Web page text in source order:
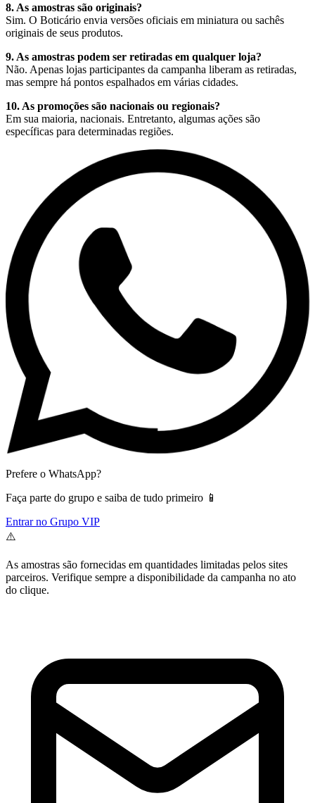
8. As amostras são originais?
Sim. O Boticário envia versões oficiais em miniatura ou sachês
originais de seus produtos.
9. As amostras podem ser retiradas em qualquer loja?
Não. Apenas lojas participantes da campanha liberam as retiradas,
mas sempre há pontos espalhados em várias cidades.
10. As promoções são nacionais ou regionais?
Em sua maioria, nacionais. Entretanto, algumas ações são
específicas para determinadas regiões.
Prefere o WhatsApp?
Faça parte do grupo e saiba de tudo primeiro 📱
Entrar no Grupo VIP
⚠️
As amostras são fornecidas em quantidades limitadas pelos sites
parceiros. Verifique sempre a disponibilidade da campanha no ato
do clique.